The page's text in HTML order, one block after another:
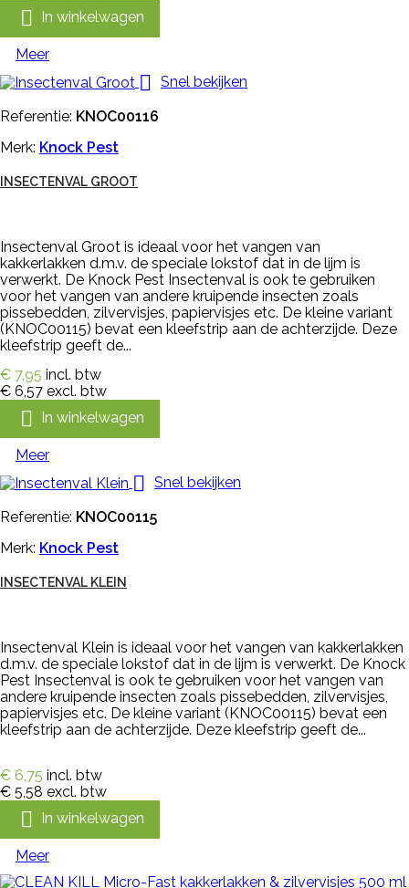
 In winkelwagen
Meer
 Snel bekijken
Referentie: KNOC00116
Merk: Knock Pest
INSECTENVAL GROOT
Insectenval Groot is ideaal voor het vangen van
kakkerlakken d.m.v. de speciale lokstof dat in de lijm is
verwerkt. De Knock Pest Insectenval is ook te gebruiken
voor het vangen van andere kruipende insecten zoals
pissebedden, zilvervisjes, papiervisjes etc. De kleine variant
(KNOC00115) bevat een kleefstrip aan de achterzijde. Deze
kleefstrip geeft de...
€ 7,95 incl. btw
€ 6,57 excl. btw
 In winkelwagen
Meer
 Snel bekijken
Referentie: KNOC00115
Merk: Knock Pest
INSECTENVAL KLEIN
Insectenval Klein is ideaal voor het vangen van kakkerlakken
d.m.v. de speciale lokstof dat in de lijm is verwerkt. De Knock
Pest Insectenval is ook te gebruiken voor het vangen van
andere kruipende insecten zoals pissebedden, zilvervisjes,
papiervisjes etc. De kleine variant (KNOC00115) bevat een
kleefstrip aan de achterzijde. Deze kleefstrip geeft de...
€ 6,75 incl. btw
€ 5,58 excl. btw
 In winkelwagen
Meer